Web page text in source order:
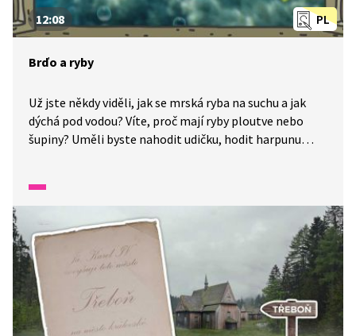
PL
12:08
Brďo a ryby
Už jste někdy viděli, jak se mrská ryba na suchu a jak
dýchá pod vodou? Víte, proč mají ryby ploutve nebo
šupiny? Uměli byste nahodit udičku, hodit harpunu
Čechách tolik rybníků?